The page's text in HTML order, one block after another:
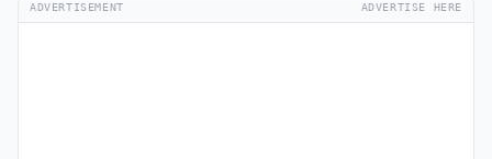
ADVERTISEMENT ADVERTISE HERE